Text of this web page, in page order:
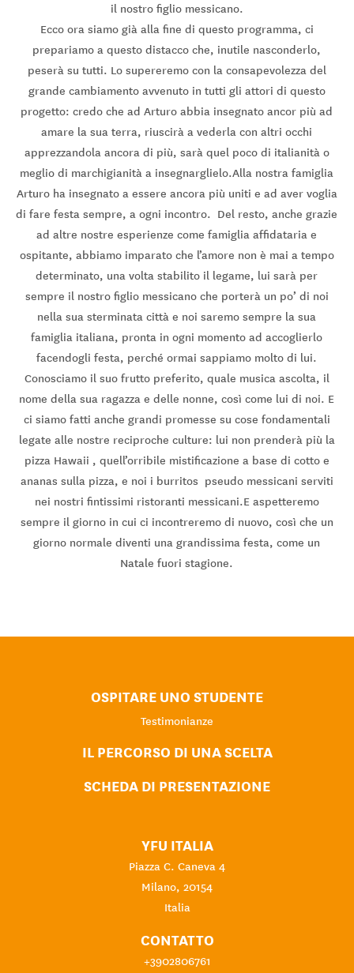
il nostro figlio messicano.
Ecco ora siamo già alla fine di questo programma, ci
prepariamo a questo distacco che, inutile nasconderlo,
peserà su tutti. Lo supereremo con la consapevolezza del
grande cambiamento avvenuto in tutti gli attori di questo
progetto: credo che ad Arturo abbia insegnato ancor più ad
amare la sua terra, riuscirà a vederla con altri occhi
apprezzandola ancora di più, sarà quel poco di italianità o
meglio di marchigianità a insegnarglielo.Alla nostra famiglia
Arturo ha insegnato a essere ancora più uniti e ad aver voglia
di fare festa sempre, a ogni incontro. Del resto, anche grazie
ad altre nostre esperienze come famiglia affidataria e
ospitante, abbiamo imparato che l’amore non è mai a tempo
determinato, una volta stabilito il legame, lui sarà per
sempre il nostro figlio messicano che porterà un po’ di noi
nella sua sterminata città e noi saremo sempre la sua
famiglia italiana, pronta in ogni momento ad accoglierlo
facendogli festa, perché ormai sappiamo molto di lui.
Conosciamo il suo frutto preferito, quale musica ascolta, il
nome della sua ragazza e delle nonne, così come lui di noi. E
ci siamo fatti anche grandi promesse su cose fondamentali
legate alle nostre reciproche culture: lui non prenderà più la
pizza Hawaii , quell’orribile mistificazione a base di cotto e
ananas sulla pizza, e noi i burritos pseudo messicani serviti
nei nostri fintissimi ristoranti messicani.E aspetteremo
sempre il giorno in cui ci incontreremo di nuovo, così che un
giorno normale diventi una grandissima festa, come un
Natale fuori stagione.
OSPITARE UNO STUDENTE
Testimonianze
IL PERCORSO DI UNA SCELTA
SCHEDA DI PRESENTAZIONE
YFU ITALIA
Piazza C. Caneva 4
Milano, 20154
Italia
CONTATTO
+3902806761